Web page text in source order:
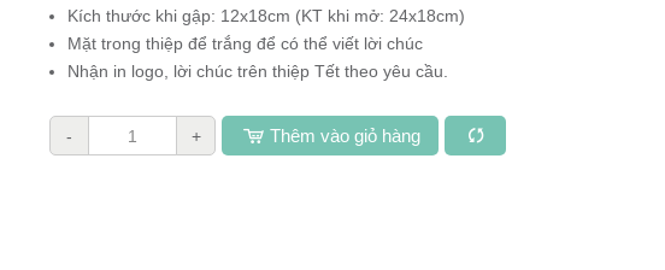
Kích thước khi gập: 12x18cm (KT khi mở: 24x18cm)
Mặt trong thiệp để trắng để có thể viết lời chúc
Nhận in logo, lời chúc trên thiệp Tết theo yêu cầu.
- + Thêm vào giỏ hàng